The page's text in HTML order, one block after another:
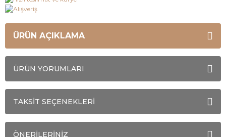
ÜRÜN AÇIKLAMA
ÜRÜN YORUMLARI
TAKSİT SEÇENEKLERİ
ÖNERİLERİNİZ